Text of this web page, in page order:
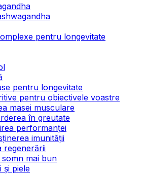
pentru longevitate
pentru longevitate
pentru obiectivele voastre
masei musculare
în greutate
performanței
imunității
regenerării
mai bun
și piele